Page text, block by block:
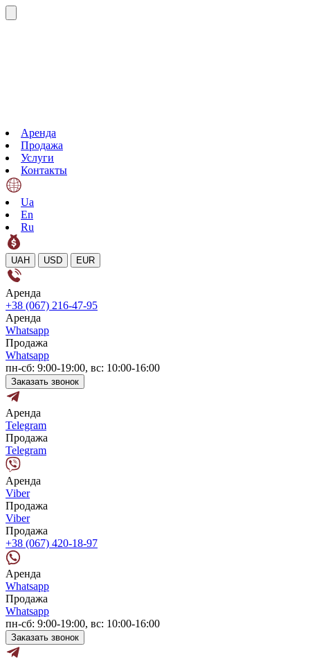
Аренда
Продажа
Услуги
Контакты
Ua
En
Ru
UAH USD EUR
Аренда
+38 (067) 216-47-95
Аренда
Whatsapp
Продажа
Whatsapp
пн-сб: 9:00-19:00, вс: 10:00-16:00
Заказать звонок
Аренда
Telegram
Продажа
Telegram
Аренда
Viber
Продажа
Viber
Продажа
+38 (067) 420-18-97
Аренда
Whatsapp
Продажа
Whatsapp
пн-сб: 9:00-19:00, вс: 10:00-16:00
Заказать звонок